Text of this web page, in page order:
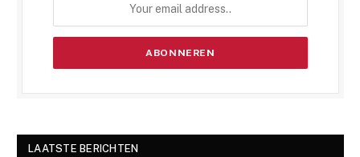
LAATSTE BERICHTEN